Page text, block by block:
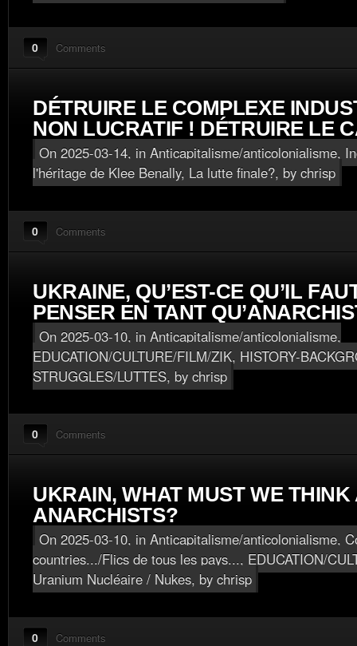
0 Comments
DÉTRUIRE LE COMPLEXE
NON LUCRATIF ! DÉTRUIRE LE
On 2025-03-14, in Anticapitalisme/anticolonialisme,
l'héritage de Klee Benally, La lutte finale?, by chrisp
0 Comments
UKRAINE, QU’EST-CE QU’IL
PENSER EN TANT
On 2025-03-10, in Anticapitalisme/anticolonialisme,
EDUCATION/CULTURE/FILM/ZIK, HISTORY-
STRUGGLES/LUTTES, by chrisp
0 Comments
UKRAIN, WHAT MUST WE THINK
ANARCHISTS?
On 2025-03-10, in Anticapitalisme/anticolonialisme,
countries.../Flics de tous les pays..., EDUCATION/
Uranium Nucléaire / Nukes, by chrisp
0 Comments